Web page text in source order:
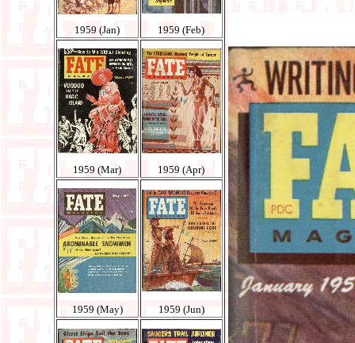
1959 (Jan) 1959 (Feb)
1959 (Mar) 1959 (Apr)
1959 (May) 1959 (Jun)